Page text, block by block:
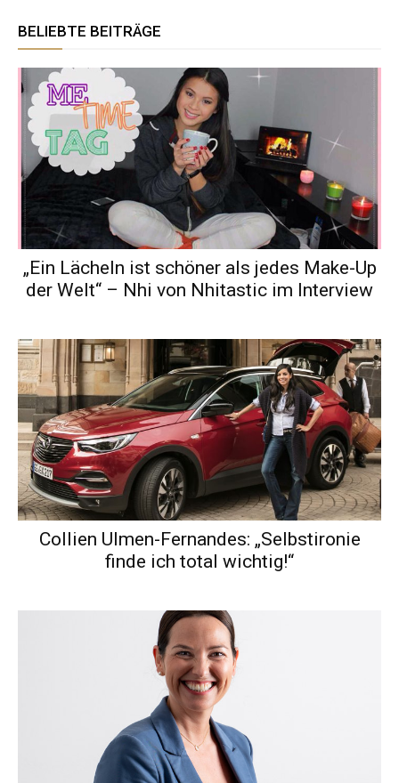
BELIEBTE BEITRÄGE
„Ein Lächeln ist schöner als jedes Make-Up
der Welt“ – Nhi von Nhitastic im Interview
Collien Ulmen-Fernandes: „Selbstironie
finde ich total wichtig!“